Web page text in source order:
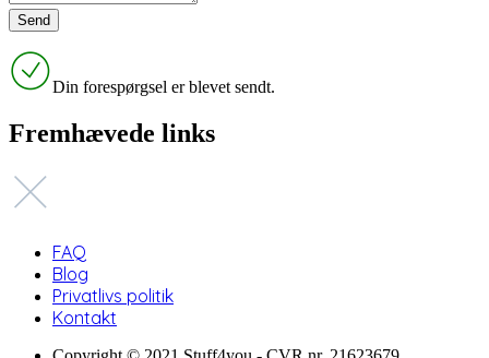
Din forespørgsel er blevet sendt.
Fremhævede links
FAQ
Blog
Privatlivs politik
Kontakt